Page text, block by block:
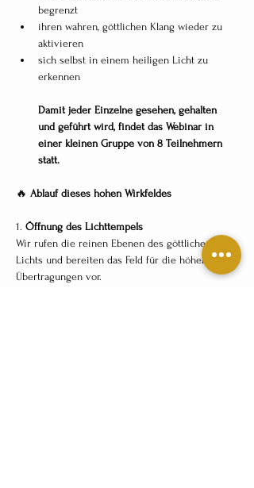
begrenzt
ihren wahren, göttlichen Klang wieder zu
aktivieren
sich selbst in einem heiligen Licht zu
erkennen
Damit jeder Einzelne gesehen, gehalten
und geführt wird, findet das Webinar in
einer kleinen Gruppe von 8 Teilnehmern
statt.
🔥 Ablauf dieses hohen Wirkfeldes
1. Öffnung des Lichttempels
Wir rufen die reinen Ebenen des göttlichen
Lichts und bereiten das Feld für die höheren
Übertragungen vor.